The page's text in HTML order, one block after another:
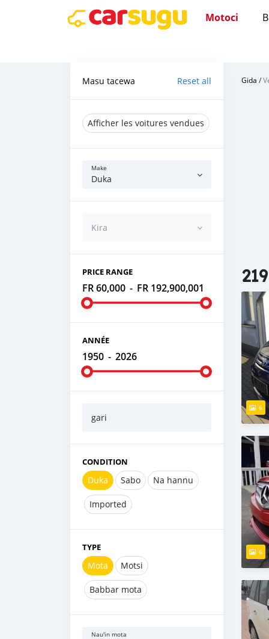
Motoci
Masu tacewa Reset all
Afficher les voitures vendues
Make
Duka
Kira
PRICE RANGE
FR 60,000 - FR 192,900,001
ANNÉE
1950 - 2026
gari
CONDITION
Duka Sabo Na hannu
Imported
TYPE
Mota Motsi
Babbar mota
Nau'in mota
Gida /
6
6